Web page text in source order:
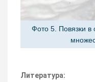
Фото 5. Повязки в
Литература: